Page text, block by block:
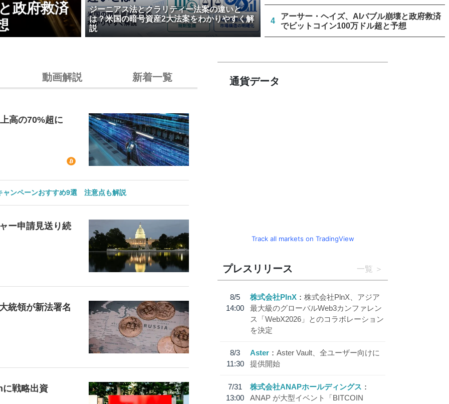
政府救済
ジーニアス法とクラリティー法案の違いと
は？米国の暗号資産2大法案をわかりやすく解
説
4
アーサー・ヘイズ、AIバブル崩壊と政府救済
でビットコイン100万ドル超と予想
動画解説 新着一覧
高の70%超に
ャンペーンおすすめ9選 注意点も解説
ー申請見送り続
統領が新法署名
に戦略出資
通貨データ
Track all markets on TradingView
プレスリリース 一覧
8/5
14:00
株式会社PlnX
株式会社PlnX、アジア
最大級のグローバルWeb3カンファレン
ス「WebX2026」とのコラボレーション
を決定
8/3
11:30
Aster
Aster Vault、全ユーザー向けに
提供開始
7/31
13:00
株式会社ANAPホールディングス
ANAP が大型イベント「BITCOIN